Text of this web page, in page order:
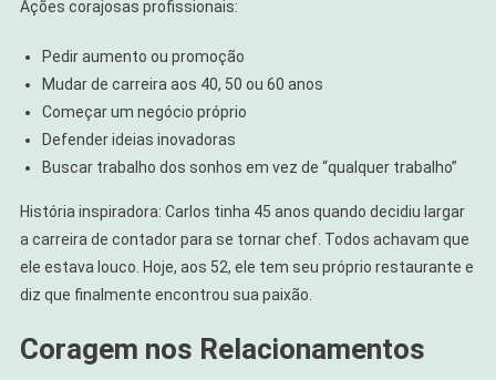
Ações corajosas profissionais:
Pedir aumento ou promoção
Mudar de carreira aos 40, 50 ou 60 anos
Começar um negócio próprio
Defender ideias inovadoras
Buscar trabalho dos sonhos em vez de “qualquer trabalho”
História inspiradora: Carlos tinha 45 anos quando decidiu largar
a carreira de contador para se tornar chef. Todos achavam que
ele estava louco. Hoje, aos 52, ele tem seu próprio restaurante e
diz que finalmente encontrou sua paixão.
Coragem nos Relacionamentos